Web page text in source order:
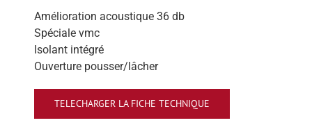
Amélioration acoustique 36 db
Spéciale vmc
Isolant intégré
Ouverture pousser/lâcher
TELECHARGER LA FICHE TECHNIQUE